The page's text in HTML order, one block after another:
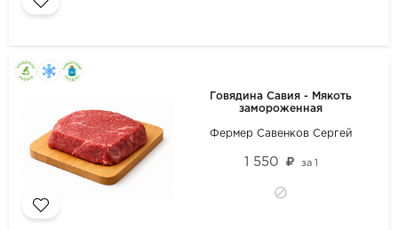
Говядина Савия - Мякоть
замороженная
Фермер Савенков Сергей
1 550 за 1